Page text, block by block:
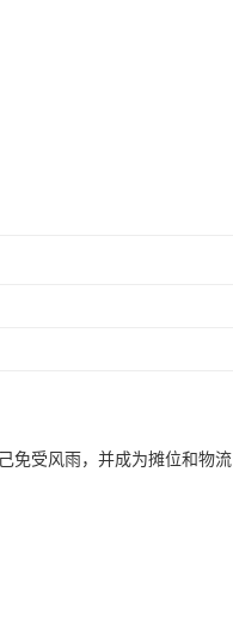
免受风雨，并成为摊位和物流